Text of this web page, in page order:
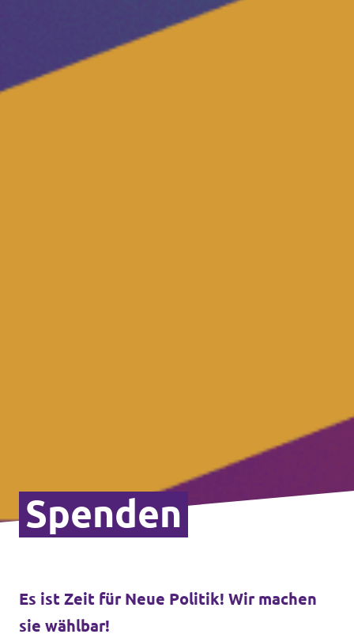
Spenden
Es ist Zeit für Neue Politik! Wir machen
sie wählbar!